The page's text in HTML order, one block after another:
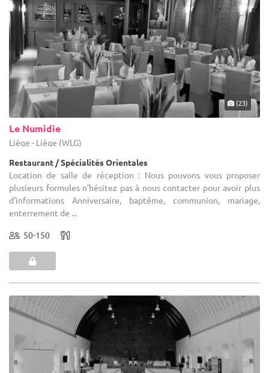
(23)
Le Numidie
Liège - Liège (WLG)
Restaurant / Spécialités Orientales
Location de salle de réception : Nous pouvons vous proposer
plusieurs formules n’hésitez pas à nous contacter pour avoir plus
d’informations Anniversaire, baptême, communion, mariage,
enterrement de ...
50-150